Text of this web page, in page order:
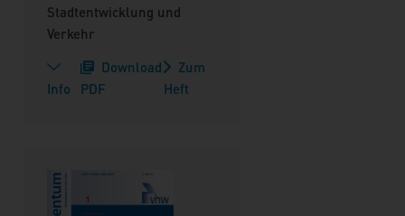
Stadtentwicklung und
Verkehr
Info
Download
PDF
Zum
Heft